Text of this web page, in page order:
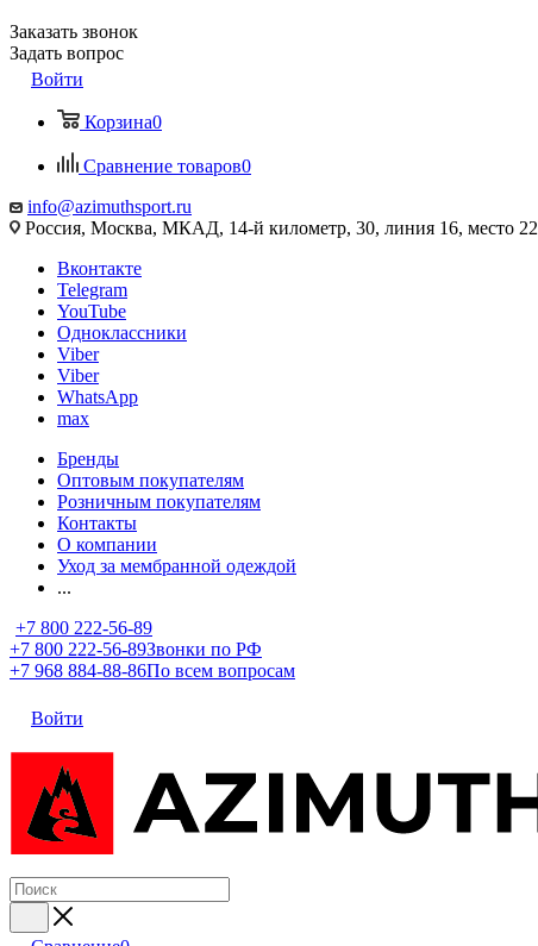
Заказать звонок
Задать вопрос
Войти
Корзина0
Сравнение товаров0
info@azimuthsport.ru
Россия, Москва, МКАД, 14-й километр, 30, линия 16, место 22
Вконтакте
Telegram
YouTube
Одноклассники
Viber
Viber
WhatsApp
max
Бренды
Оптовым покупателям
Розничным покупателям
Контакты
О компании
Уход за мембранной одеждой
...
+7 800 222-56-89
+7 800 222-56-89Звонки по РФ
+7 968 884-88-86По всем вопросам
Войти